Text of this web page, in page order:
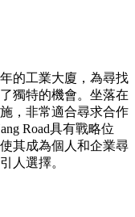
的工業大廈，為尋找
獨特的機會。坐落在
，非常適合尋求合作
Road具有戰略位
其成為個人和企業尋
人選擇。